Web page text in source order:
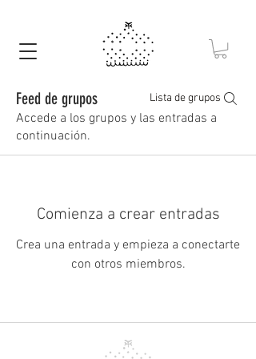
Feed de grupos Lista de grupos
Accede a los grupos y las entradas a
continuación.
Comienza a crear entradas
Crea una entrada y empieza a conectarte
con otros miembros.